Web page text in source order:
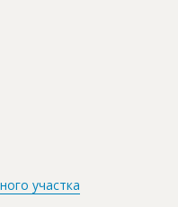
участка